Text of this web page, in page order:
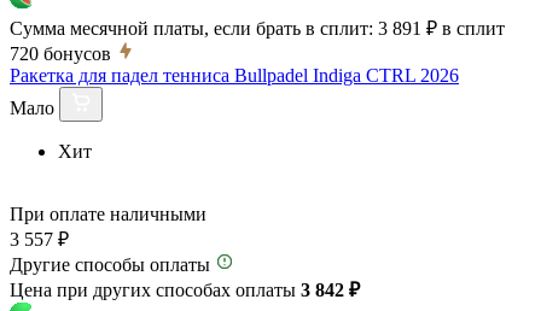
Сумма месячной платы, если брать в сплит: 3 891 ₽ в сплит
720 бонусов
Ракетка для падел тенниса Bullpadel Indiga CTRL 2026
Мало
Хит
При оплате наличными
3 557 ₽
Другие способы оплаты
Цена при других способах оплаты 3 842 ₽